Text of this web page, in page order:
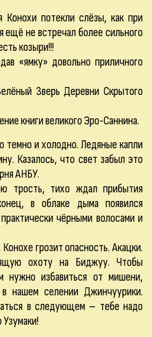
Конохи потекли слёзы, как при
не встречал более сильного
козыри!!!
«ямку» довольно приличного
Зверь Деревни Скрытого
книги великого Эро-Саннина.
темно и холодно. Ледяные капли
Казалось, что свет забыл это
АНБУ.
трость, тихо ждал прибытия
в облаке дыма появился
чёрными волосами и
грозит опасность. Акацки.
охоту на Биджуу. Чтобы
нужно избавиться от мишени,
нашем селении Джинчуурики.
в следующем – тебе надо